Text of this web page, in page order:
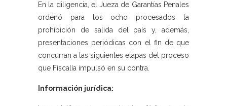
En la diligencia, el Jueza de Garantías Penales
ordenó para los ocho procesados la
prohibición de salida del país y, además,
presentaciones periódicas con el fin de que
concurran a las siguientes etapas del proceso
que Fiscalía impulsó en su contra.
Información jurídica: